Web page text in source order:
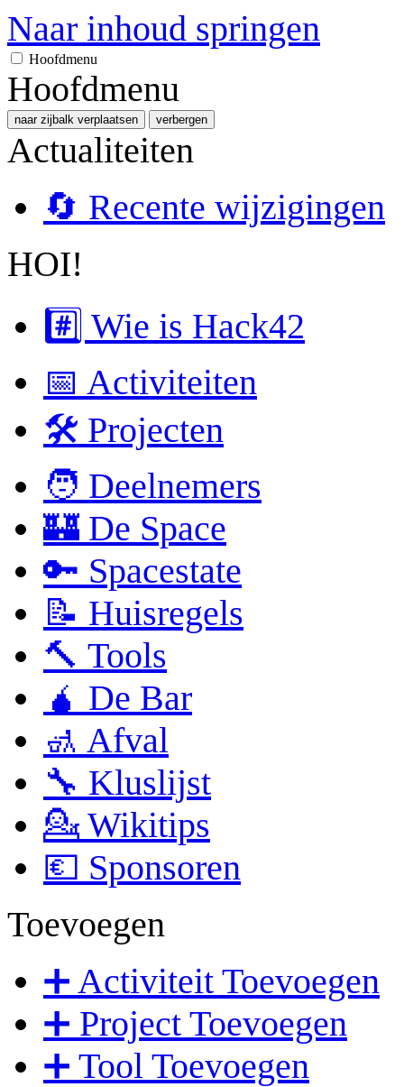
Naar inhoud springen
Hoofdmenu
Hoofdmenu
naar zijbalk verplaatsen verbergen
Actualiteiten
🔄 Recente wijzigingen
HOI!
#️⃣ Wie is Hack42
📅 Activiteiten
🛠 Projecten
🧑 Deelnemers
🏰 De Space
🔑 Spacestate
📝 Huisregels
🔨 Tools
🧉 De Bar
🚮 Afval
🔧 Kluslijst
💁 Wikitips
💶 Sponsoren
Toevoegen
➕ Activiteit Toevoegen
➕ Project Toevoegen
➕ Tool Toevoegen